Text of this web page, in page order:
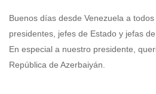
Buenos días desde Venezuela a
presidentes, jefes de Estado y jefas
En especial a nuestro presidente,
República de Azerbaiyán.